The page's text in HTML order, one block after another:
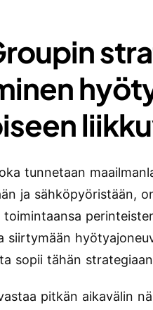
tunnetaan
ja sähköpyöristään,
toimintaansa
siirtymään
sopii tähän
pitkän aikavälin